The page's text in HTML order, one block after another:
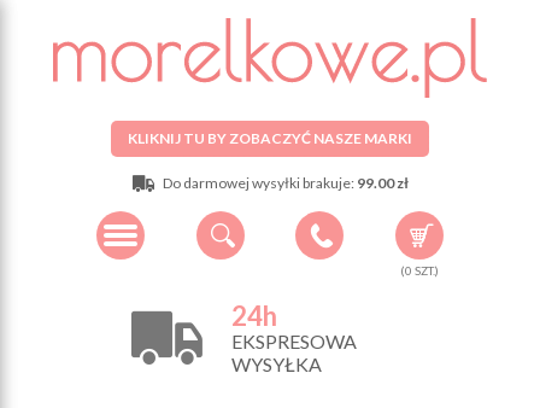
KLIKNIJ TU BY ZOBACZYĆ NASZE MARKI
Do darmowej wysyłki brakuje: 99.00 zł
(0 SZT.)
24h
EKSPRESOWA
WYSYŁKA